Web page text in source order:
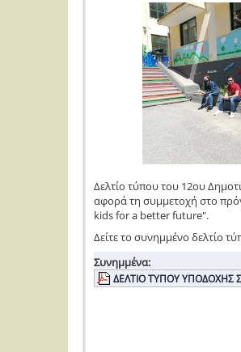
Δελτίο τύπου του 12ου
αφορά τη συμμετοχή στο
kids for a better future".
Δείτε το συνημμένο δελτίο
Συνημμένα:
ΔΕΛΤΙΟ ΤΥΠΟΥ ΥΠΟΔΟΧΗΣ